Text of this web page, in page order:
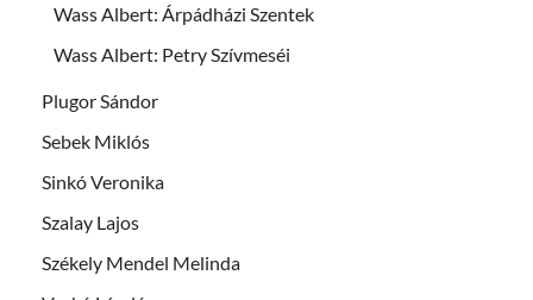
Wass Albert: Árpádházi Szentek
Wass Albert: Petry Szívmeséi
Plugor Sándor
Sebek Miklós
Sinkó Veronika
Szalay Lajos
Székely Mendel Melinda